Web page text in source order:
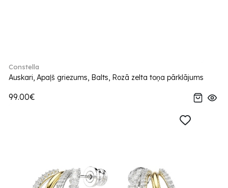
Constella
Auskari, Apaļš griezums, Balts, Rozā zelta toņa pārklājums
99.00€